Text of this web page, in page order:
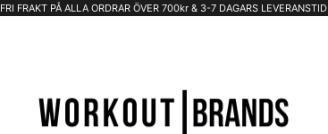
FRI FRAKT PÅ ALLA ORDRAR ÖVER 700kr & 3-7 DAGARS LEVERANSTID